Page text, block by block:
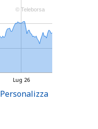
Lug 26
© Teleborsa
Personalizza